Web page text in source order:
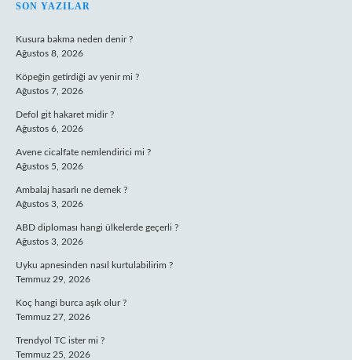
SIDEBAR
SON YAZILAR
Kusura bakma neden denir ?
Ağustos 8, 2026
Köpeğin getirdiği av yenir mi ?
Ağustos 7, 2026
Defol git hakaret midir ?
Ağustos 6, 2026
Avene cicalfate nemlendirici mi ?
Ağustos 5, 2026
Ambalaj hasarlı ne demek ?
Ağustos 3, 2026
ABD diploması hangi ülkelerde geçerli ?
Ağustos 3, 2026
Uyku apnesinden nasıl kurtulabilirim ?
Temmuz 29, 2026
Koç hangi burca aşık olur ?
Temmuz 27, 2026
Trendyol TC ister mi ?
Temmuz 25, 2026